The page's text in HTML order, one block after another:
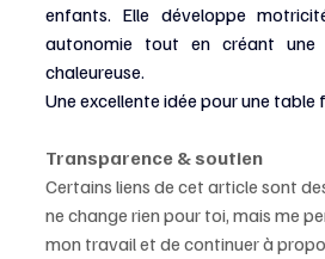
enfants. Elle développe
autonomie tout en créant
chaleureuse.
Une excellente idée pour une
Transparence & soutien
Certains liens de cet article sont
ne change rien pour toi, mais me
mon travail et de continuer à